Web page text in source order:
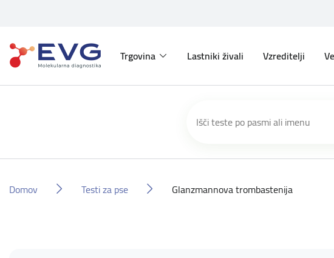
Trgovina Lastniki živali Vzreditelji
Domov Testi za pse Glanzmannova trombastenija